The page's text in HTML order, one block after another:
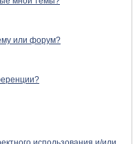
или форум?